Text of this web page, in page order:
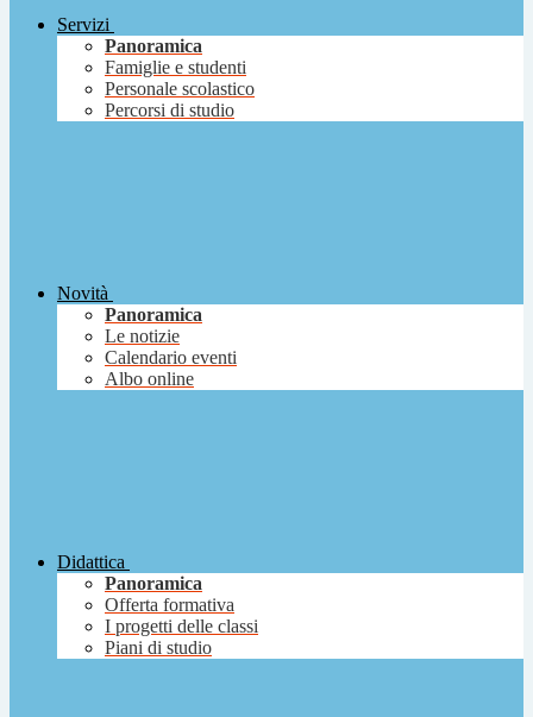
Servizi
Panoramica
Famiglie e studenti
Personale scolastico
Percorsi di studio
Novità
Panoramica
Le notizie
Calendario eventi
Albo online
Didattica
Panoramica
Offerta formativa
I progetti delle classi
Piani di studio